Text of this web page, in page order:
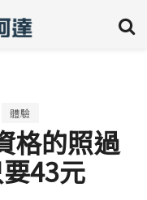
體驗
格的照過
43元